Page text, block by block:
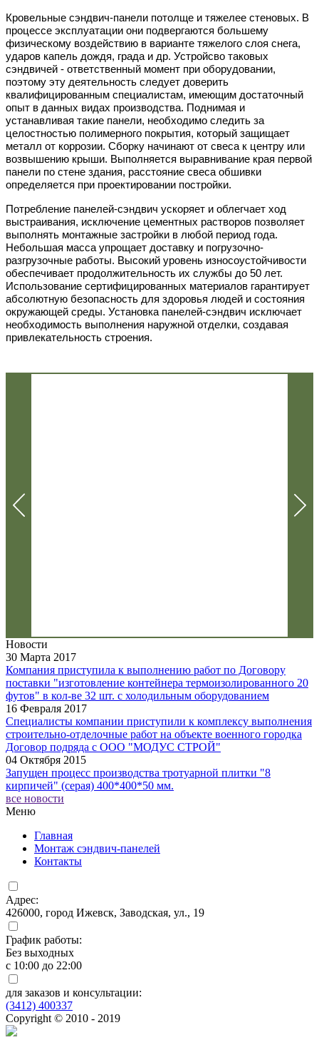
Кровельные сэндвич-панели потолще и тяжелее стеновых. В
процессе эксплуатации они подвергаются большему
физическому воздействию в варианте тяжелого слоя снега,
ударов капель дождя, града и др. Устройсво таковых
сэндвичей - ответственный момент при оборудовании,
поэтому эту деятельность следует доверить
квалифицированным специалистам, имеющим достаточный
опыт в данных видах производства. Поднимая и
устанавливая такие панели, необходимо следить за
целостностью полимерного покрытия, который защищает
металл от коррозии. Сборку начинают от свеса к центру или
возвышению крыши. Выполняется выравнивание края первой
панели по стене здания, расстояние свеса обшивки
определяется при проектировании постройки.
Потребление панелей-сэндвич ускоряет и облегчает ход
выстраивания, исключение цементных растворов позволяет
выполнять монтажные застройки в любой период года.
Небольшая масса упрощает доставку и погрузочно-
разгрузочные работы. Высокий уровень износоустойчивости
обеспечивает продолжительность их службы до 50 лет.
Использование сертифицированных материалов гарантирует
абсолютную безопасность для здоровья людей и состояния
окружающей среды. Установка панелей-сэндвич исключает
необходимость выполнения наружной отделки, создавая
привлекательность строения.
Новости
30 Марта 2017
Компания приступила к выполнению работ по Договору
поставки "изготовление контейнера термоизолированного 20
футов" в кол-ве 32 шт. с холодильным оборудованием
16 Февраля 2017
Специалисты компании приступили к комплексу выполнения
строительно-отделочные работ на объекте военного городка
Договор подряда с ООО "МОДУС СТРОЙ"
04 Октября 2015
Запущен процесс производства тротуарной плитки "8
кирпичей" (серая) 400*400*50 мм.
все новости
Меню
Главная
Монтаж сэндвич-панелей
Контакты
Адрес:
426000, город Ижевск, Заводская, ул., 19
График работы:
Без выходных
с 10:00 до 22:00
для заказов и консультации:
(3412) 400337
Copyright © 2010 - 2019